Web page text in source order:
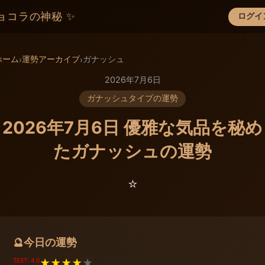
コラの神秘 ✨ ログイ
×
ーム›運勢アーカイブ›ガナッシュ
2026年7月6日
ガナッシュタイプの運勢
2026年7月6日 優雅な気品を秘め
たガナッシュの運勢
⭐️
🔮今日の運勢
TEST: 4.0